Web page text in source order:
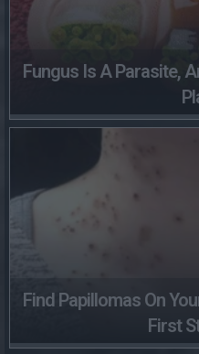
Fungus Is A Parasite,
Find Papillomas On
First